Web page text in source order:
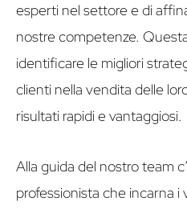
esperti nel settore e di
nostre competenze.
identificare le migliori
clienti nella vendita delle
risultati rapidi e vantaggiosi.
Alla guida del nostro team
professionista che incarna i